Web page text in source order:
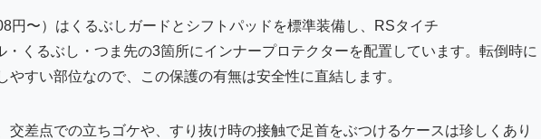
円〜）はくるぶしガードとシフトパッドを標準装備し、RSタイチ
・くるぶし・つま先の3箇所にインナープロテクターを配置しています。転倒時に
やすい部位なので、この保護の有無は安全性に直結します。
交差点での立ちゴケや、すり抜け時の接触で足首をぶつけるケースは珍しくあり